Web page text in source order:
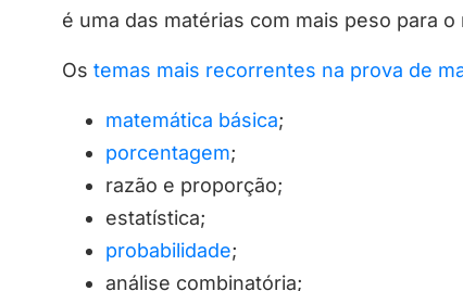
é uma das matérias com mais peso para
Os temas mais recorrentes na prova de
matemática básica;
porcentagem;
razão e proporção;
estatística;
probabilidade;
análise combinatória;